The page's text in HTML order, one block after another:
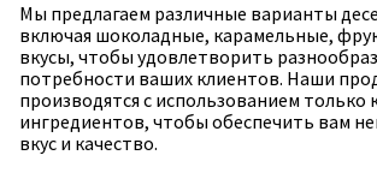
Мы предлагаем различные варианты
включая шоколадные, карамельные,
вкусы, чтобы удовлетворить
потребности ваших клиентов. Наши
производятся с использованием только
ингредиентов, чтобы обеспечить вам
вкус и качество.